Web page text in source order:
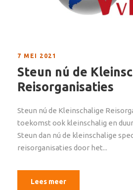
7 MEI 2021
Steun nú de
Reisorganisaties
Steun nú de Kleinschalige
toekomst ook kleinschalig en
Steun dan nú de kleinschalige
reisorganisaties door het...
Lees meer